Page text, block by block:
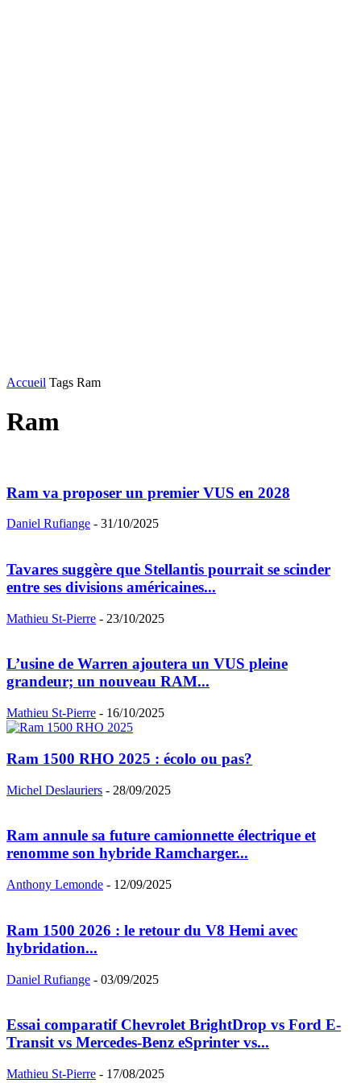
Accueil Tags Ram
Ram
Ram va proposer un premier VUS en 2028
Daniel Rufiange - 31/10/2025
Tavares suggère que Stellantis pourrait se scinder
entre ses divisions américaines...
Mathieu St-Pierre - 23/10/2025
L’usine de Warren ajoutera un VUS pleine
grandeur; un nouveau RAM...
Mathieu St-Pierre - 16/10/2025
Ram 1500 RHO 2025 : écolo ou pas?
Michel Deslauriers - 28/09/2025
Ram annule sa future camionnette électrique et
renomme son hybride Ramcharger...
Anthony Lemonde - 12/09/2025
Ram 1500 2026 : le retour du V8 Hemi avec
hybridation...
Daniel Rufiange - 03/09/2025
Essai comparatif Chevrolet BrightDrop vs Ford E-
Transit vs Mercedes-Benz eSprinter vs...
Mathieu St-Pierre - 17/08/2025